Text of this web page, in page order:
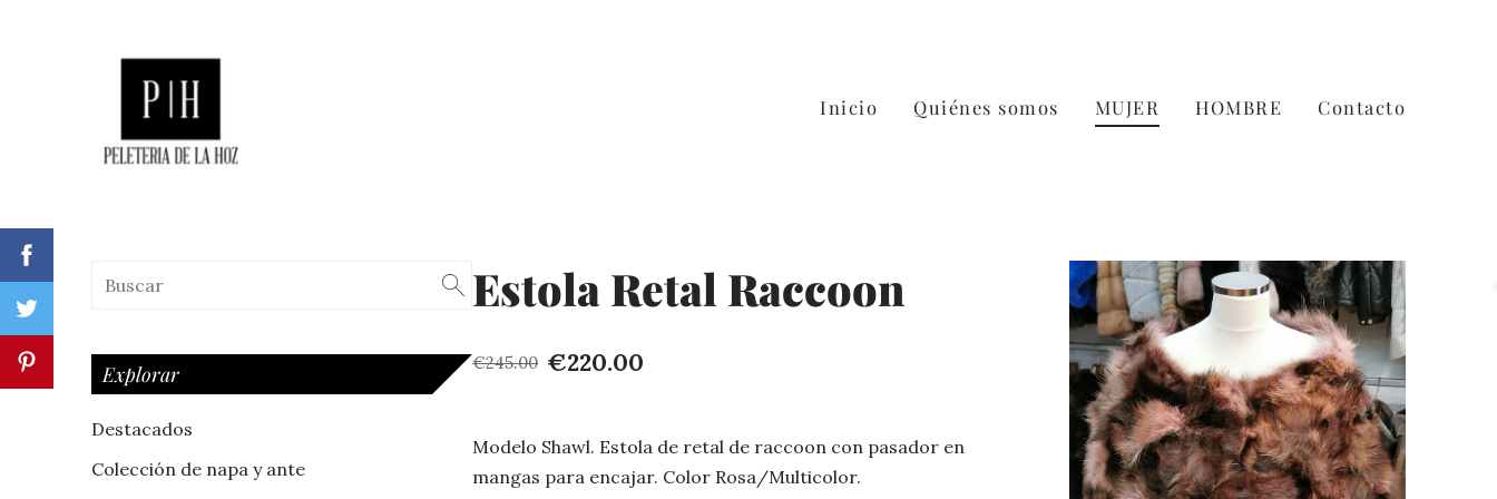
Inicio Quiénes somos MUJER HOMBRE Contacto
Explorar
Destacados
Colección de napa y ante
Estola Retal Raccoon
€245.00 €220.00
Modelo Shawl. Estola de retal de raccoon con pasador en
mangas para encajar. Color Rosa/Multicolor.